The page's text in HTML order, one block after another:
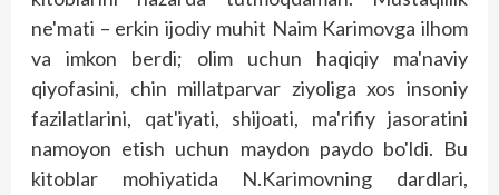
ne'mati – erkin ijodiy muhit Naim Karimovga ilhom
va imkon berdi; olim uchun haqiqiy ma'naviy
qiyofasini, chin millatparvar ziyoliga xos insoniy
fazilatlarini, qat'iyati, shijoati, ma'rifiy jasoratini
namoyon etish uchun maydon paydo bo'ldi. Bu
kitoblar mohiyatida N.Karimovning dardlari,